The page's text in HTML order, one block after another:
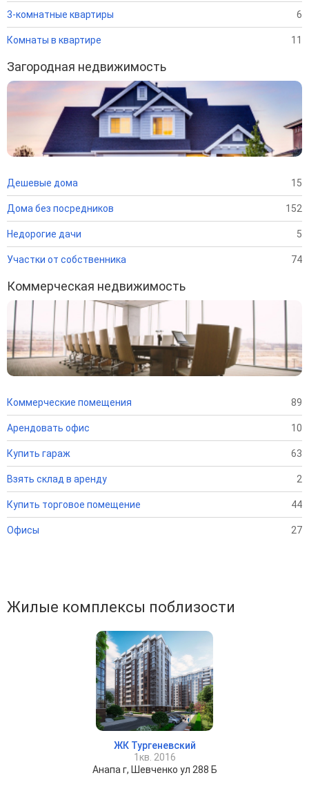
3-комнатные квартиры 6
Комнаты в квартире 11
Загородная недвижимость
Дешевые дома 15
Дома без посредников 152
Недорогие дачи 5
Участки от собственника 74
Коммерческая недвижимость
Коммерческие помещения 89
Арендовать офис 10
Купить гараж 63
Взять склад в аренду 2
Купить торговое помещение 44
Офисы 27
Жилые комплексы поблизости
ЖК Тургеневский
1кв. 2016
Анапа г, Шевченко ул 288 Б